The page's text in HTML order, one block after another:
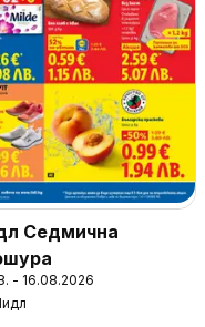
Седмична
- 16.08.2026